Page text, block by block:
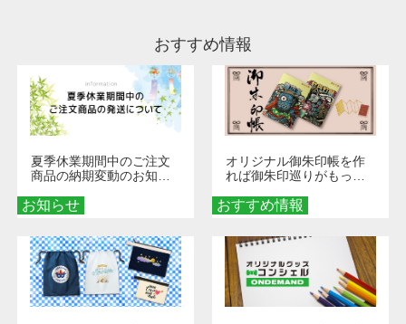
おすすめ情報
お知らせ
夏季休業期間中のご注文
商品の納期変動のお知ら
おすすめ情報
オリジナル御朱印帳を作
れば御朱印巡りがもっと
ダーメイドする魅力と選
び方